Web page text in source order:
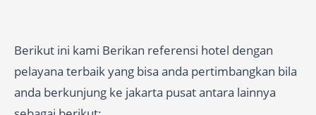
Berikut ini kami Berikan referensi hotel dengan
pelayana terbaik yang bisa anda pertimbangkan bila
anda berkunjung ke jakarta pusat antara lainnya